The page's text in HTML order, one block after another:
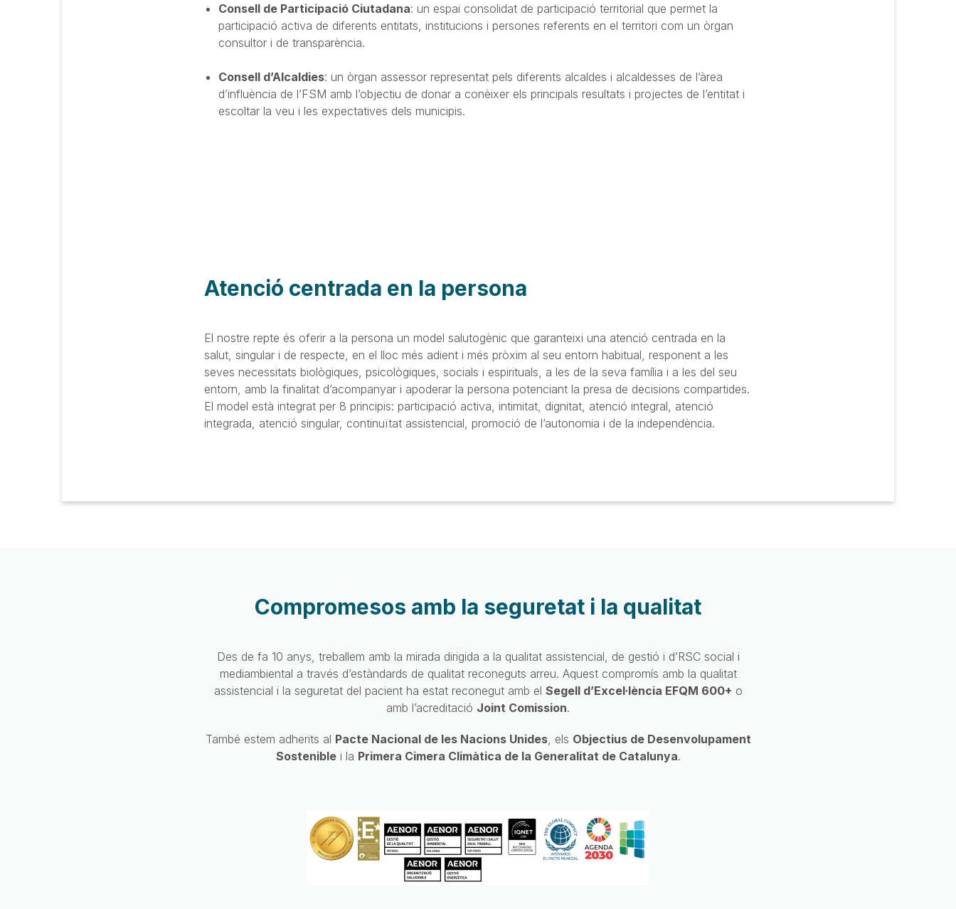
Consell de Participació Ciutadana: un espai consolidat de participació territorial que permet la
participació activa de diferents entitats, institucions i persones referents en el territori com un òrgan
consultor i de transparència.
Consell d’Alcaldies: un òrgan assessor representat pels diferents alcaldes i alcaldesses de l’àrea
d’influència de l’FSM amb l’objectiu de donar a conèixer els principals resultats i projectes de l’entitat i
escoltar la veu i les expectatives dels municipis.
Atenció centrada en la persona
El nostre repte és oferir a la persona un model salutogènic que garanteixi una atenció centrada en la
salut, singular i de respecte, en el lloc més adient i més pròxim al seu entorn habitual, responent a les
seves necessitats biològiques, psicològiques, socials i espirituals, a les de la seva família i a les del seu
entorn, amb la finalitat d’acompanyar i apoderar la persona potenciant la presa de decisions compartides.
El model està integrat per 8 principis: participació activa, intimitat, dignitat, atenció integral, atenció
integrada, atenció singular, continuïtat assistencial, promoció de l’autonomia i de la independència.
Compromesos amb la seguretat i la qualitat
Des de fa 10 anys, treballem amb la mirada dirigida a la qualitat assistencial, de gestió i d’RSC social i
mediambiental a través d’estàndards de qualitat reconeguts arreu. Aquest compromís amb la qualitat
assistencial i la seguretat del pacient ha estat reconegut amb el Segell d’Excel·lència EFQM 600+ o
amb l’acreditació Joint Comission.
També estem adherits al Pacte Nacional de les Nacions Unides, els Objectius de Desenvolupament
Sosteniblei la Primera Cimera Climàtica de la Generalitat de Catalunya.